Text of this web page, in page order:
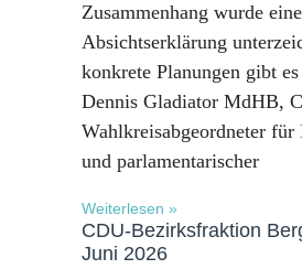
Zusammenhang wurde eine
Absichtserklärung
konkrete Planungen gibt
Dennis Gladiator MdHB,
Wahlkreisabgeordneter für
und parlamentarischer
Weiterlesen »
CDU-Bezirksfraktion
Juni 2026